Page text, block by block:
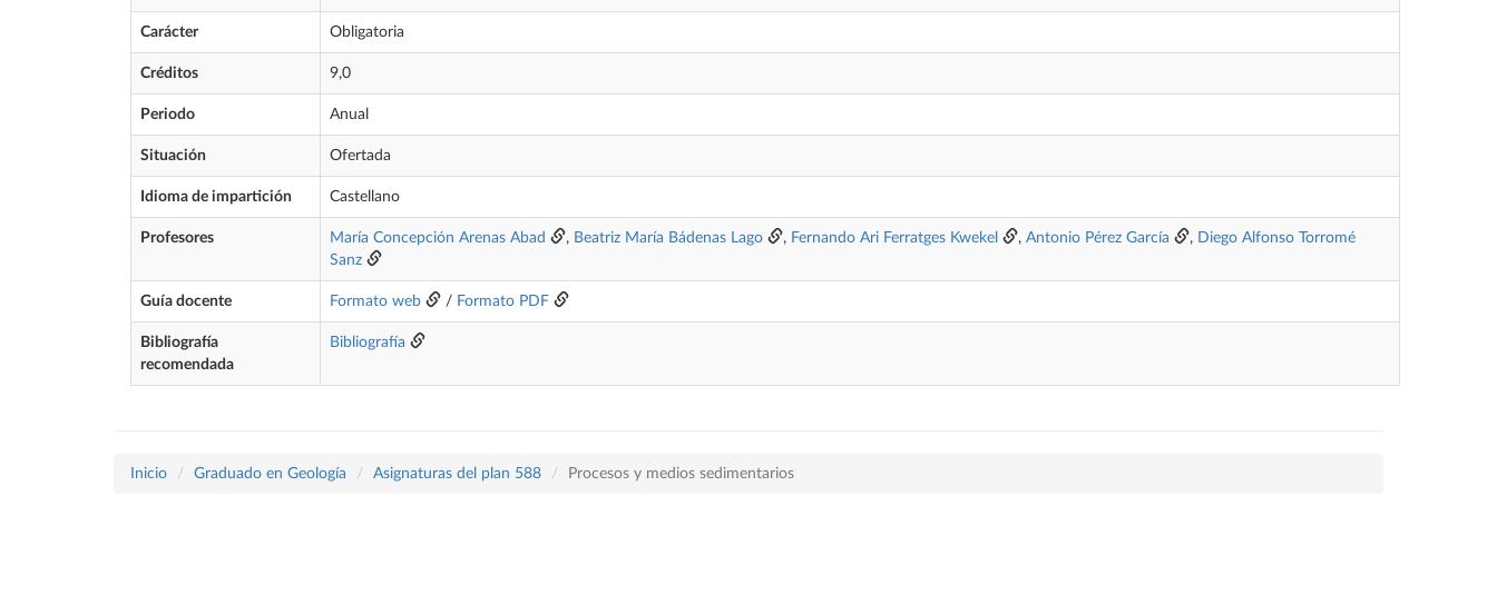
Carácter Obligatoria
Créditos 9,0
Periodo Anual
Situación Ofertada
Idioma de impartición Castellano
Profesores María Concepción Arenas Abad , Beatriz María Bádenas Lago , Fernando Ari Ferratges Kwekel , Antonio Pérez García , Diego Alfonso Torromé
Sanz
Guía docente Formato web / Formato PDF
Bibliografía
recomendada
Bibliografía
Inicio Graduado en Geología Asignaturas del plan 588 Procesos y medios sedimentarios